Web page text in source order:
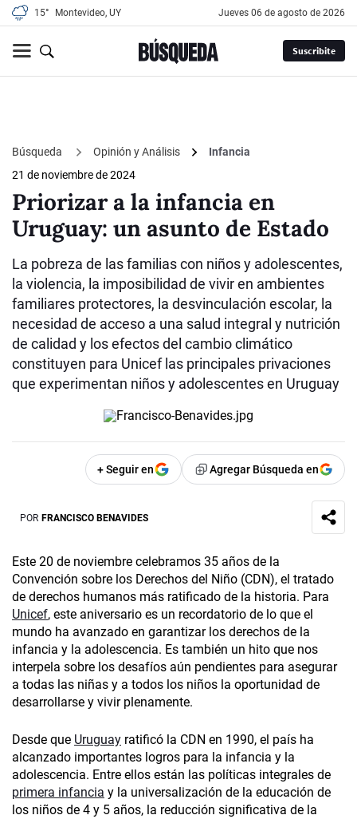
15° Montevideo, UY jueves 06 de agosto de 2026
Suscribite
Búsqueda Opinión y Análisis
Infancia
21 de noviembre de 2024
Priorizar a la infancia en
Uruguay: un asunto de Estado
La pobreza de las familias con niños y adolescentes,
la violencia, la imposibilidad de vivir en ambientes
familiares protectores, la desvinculación escolar, la
necesidad de acceso a una salud integral y nutrición
de calidad y los efectos del cambio climático
constituyen para Unicef las principales privaciones
que experimentan niños y adolescentes en Uruguay
+ Seguir en Agregar Búsqueda en
POR FRANCISCO BENAVIDES
Este 20 de noviembre celebramos 35 años de la
Convención sobre los Derechos del Niño (CDN), el tratado
de derechos humanos más ratificado de la historia. Para
Unicef, este aniversario es un recordatorio de lo que el
mundo ha avanzado en garantizar los derechos de la
infancia y la adolescencia. Es también un hito que nos
interpela sobre los desafíos aún pendientes para asegurar
a todas las niñas y a todos los niños la oportunidad de
desarrollarse y vivir plenamente.
Desde que Uruguay ratificó la CDN en 1990, el país ha
alcanzado importantes logros para la infancia y la
adolescencia. Entre ellos están las políticas integrales de
primera infancia y la universalización de la educación de
los niños de 4 y 5 años, la reducción significativa de la